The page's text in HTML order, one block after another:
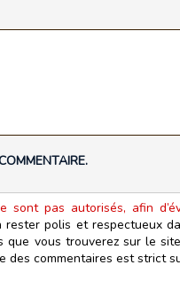
sont pas autorisés, afin
polis et respectueux
vous trouverez sur le
des commentaires est strict